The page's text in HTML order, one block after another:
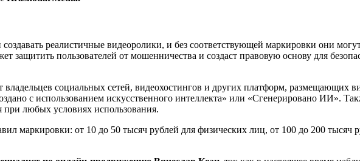
реалистичные видеоролики, и без соответствующей маркировки они
пользователей от мошенничества и создаст правовую основу для
социальных сетей, видеохостингов и других платформ, размещающих
с использованием искусственного интеллекта» или «Сгенерировано ИИ».
любых условиях использования.
маркировки: от 10 до 50 тысяч рублей для физических лиц, от 100 до 200